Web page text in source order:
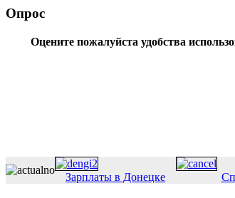
Опрос
Оцените пожалуйста удобства
Зарплаты в Донецке